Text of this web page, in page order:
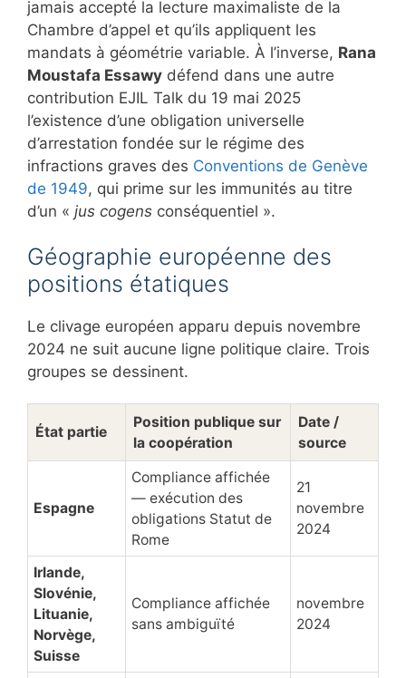
jamais accepté la lecture maximaliste de la
Chambre d’appel et qu’ils appliquent les
mandats à géométrie variable. À l’inverse, Rana
Moustafa Essawy défend dans une autre
contribution EJIL Talk du 19 mai 2025
l’existence d’une obligation universelle
d’arrestation fondée sur le régime des
infractions graves des Conventions de Genève
de 1949, qui prime sur les immunités au titre
d’un « jus cogens conséquentiel ».
Géographie européenne des
positions étatiques
Le clivage européen apparu depuis novembre
2024 ne suit aucune ligne politique claire. Trois
groupes se dessinent.
État partie
Position publique sur
la coopération
Date /
source
Espagne
Compliance affichée
— exécution des
obligations Statut de
Rome
21
novembre
2024
Irlande,
Slovénie,
Lituanie,
Norvège,
Suisse
Compliance affichée
sans ambiguïté
novembre
2024